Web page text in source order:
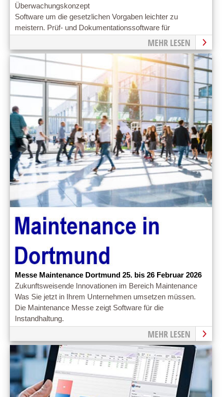
Überwachungskonzept
Software um die gesetzlichen Vorgaben leichter zu
meistern. Prüf- und Dokumentationssoftware für
MEHR LESEN
Messe Maintenance Dortmund 25. bis 26 Februar 2026
Zukunftsweisende Innovationen im Bereich Maintenance
Was Sie jetzt in Ihrem Unternehmen umsetzen müssen.
Die Maintenance Messe zeigt Software für die
Instandhaltung.
MEHR LESEN